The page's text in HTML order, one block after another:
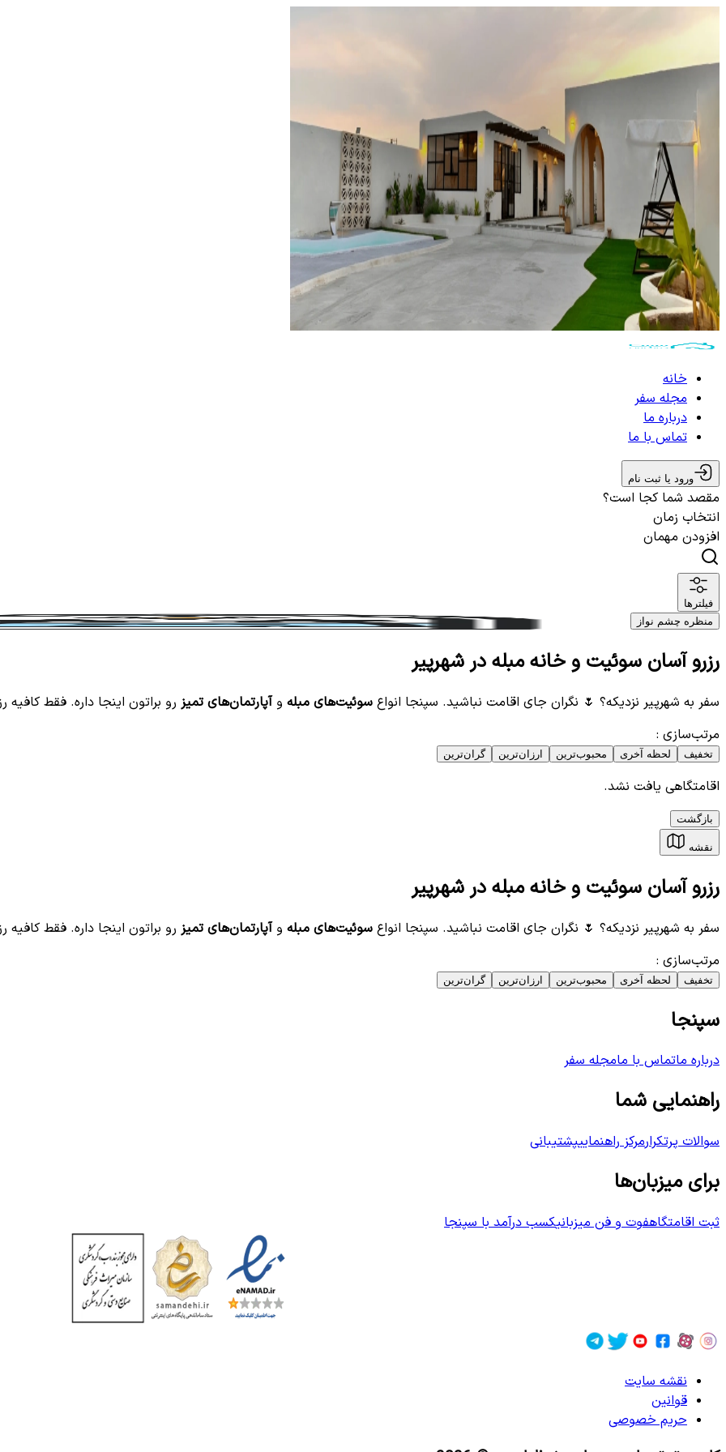
خانه
مجله سفر
درباره ما
تماس با ما
ورود یا ثبت نام
مقصد شما کجا است؟
انتخاب زمان
افزودن مهمان
فیلترها
منظره چشم نواز
رزرو آسان سوئیت و خانه مبله در شهرپیر
سفر به شهرپیر نزدیکه؟ 🌷 نگران جای اقامت نباشید. سپنجا انواع سوئیت‌های مبله وآپارتمان‌های تمیز رو براتون اینجا داره. فقط کافیه
مرتب‌سازی :
تخفیف لحظه آخری محبوب‌ترین ارزان‌ترین گران‌ترین
اقامتگاهی یافت نشد.
بازگشت
نقشه
رزرو آسان سوئیت و خانه مبله در شهرپیر
سفر به شهرپیر نزدیکه؟ 🌷 نگران جای اقامت نباشید. سپنجا انواع سوئیت‌های مبله وآپارتمان‌های تمیز رو براتون اینجا داره. فقط کافیه
مرتب‌سازی :
تخفیف لحظه آخری محبوب‌ترین ارزان‌ترین گران‌ترین
سپنجا
درباره ماتماس با مامجله سفر
راهنمایی شما
سوالات پرتکرارمرکز راهنماییپشتیبانی
برای میزبان‌ها
ثبت اقامتگاهفوت و فن میزبانیکسب درآمد با سپنجا
نقشه سایت
قوانین
حریم خصوصی